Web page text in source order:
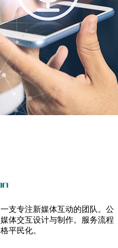
支专注新媒体互动的团队。公
体交互设计与制作。服务流程
平民化。